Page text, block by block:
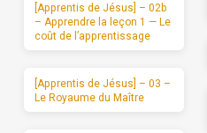
[Apprentis de Jésus] – 02b
– Apprendre la leçon 1 — Le
coût de l’apprentissage
[Apprentis de Jésus] – 03 –
Le Royaume du Maître